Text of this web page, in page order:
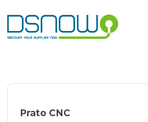
to
content
Prato CNC